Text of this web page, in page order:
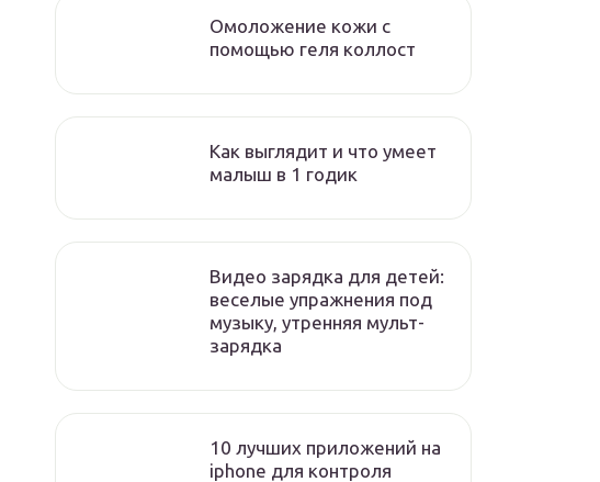
Омоложение кожи с
помощью геля коллост
Как выглядит и что умеет
малыш в 1 годик
Видео зарядка для детей:
веселые упражнения под
музыку, утренняя мульт-
зарядка
10 лучших приложений на
iphone для контроля